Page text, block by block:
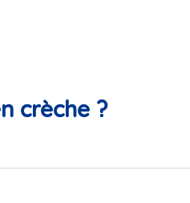
crèche ?